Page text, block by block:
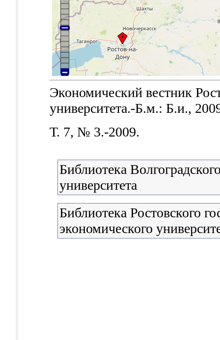
Экономический вестник
университета.-Б.м.: Б.и.,
Т. 7, № 3.-2009.
Библиотека
университета
Библиотека Ростовского
экономического